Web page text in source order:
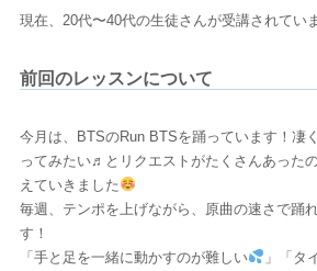
現在、20代〜40代の生徒さんが受講されてい
前回のレッスンについて
今月は、BTSのRun BTSを踊っています！凄
ってみたい♬とリクエストがたくさんあった
えていきました
毎週、テンポを上げながら、原曲の速さで踊
す！
「手と足を一緒に動かすのが難しい
」「タ